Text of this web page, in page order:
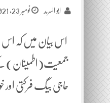
ابو السرمد نومبر 23, 2021
اس بیان میں کہ اس
جمعیت(اطمینان) کے
حاجی بیگ فرکتی اور